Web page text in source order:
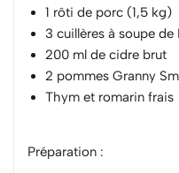
1 rôti de porc (1,5 kg)
3 cuillères à soupe de
200 ml de cidre brut
2 pommes Granny
Thymet romarinfrais
Préparation :